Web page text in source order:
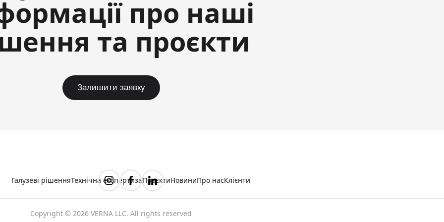
про наші
та проєкти
Залишити заявку
Галузеві рішенняТехнічна експертизаПроєктиНовиниПро насКлієнти
Copyright © 2026 VERNA LLC. All rights reserved